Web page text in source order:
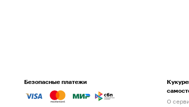
Безопасные платежи
О